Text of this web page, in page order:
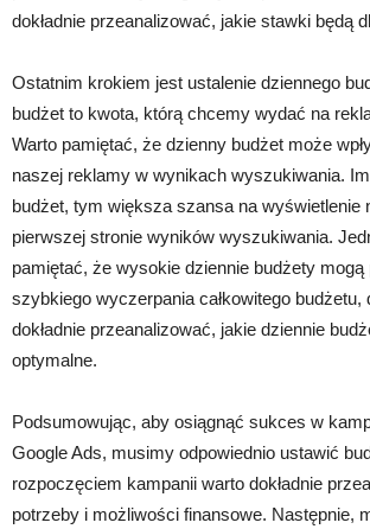
dokładnie przeanalizować, jakie stawki będą
Ostatnim krokiem jest ustalenie dziennego
budżet to kwota, którą chcemy wydać na
Warto pamiętać, że dzienny budżet może
naszej reklamy w wynikach wyszukiwania.
budżet, tym większa szansa na wyświetlenie
pierwszej stronie wyników wyszukiwania.
pamiętać, że wysokie dziennie budżety mogą
szybkiego wyczerpania całkowitego budżetu,
dokładnie przeanalizować, jakie dziennie
optymalne.
Podsumowując, aby osiągnąć sukces w
Google Ads, musimy odpowiednio ustawić
rozpoczęciem kampanii warto dokładnie
potrzeby i możliwości finansowe. Następnie,